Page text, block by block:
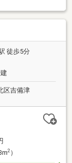
徒歩5分
区吉備津
2）